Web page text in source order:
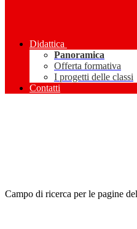
Didattica
Panoramica
Offerta formativa
I progetti delle classi
Contatti
Campo di ricerca per le pagine